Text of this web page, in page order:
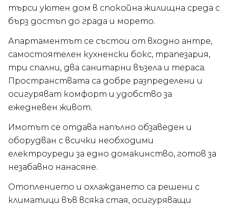
търси уютен дом в спокойна жилищна среда с
бърз достъп до града и морето.
Апартаментът се състои от входно антре,
самостоятелен кухненски бокс, трапезария,
три спални, два санитарни възела и тераса.
Пространствата са добре разпределени и
осигуряват комфорт и удобство за
ежедневен живот.
Имотът се отдава напълно обзаведен и
оборудван с всички необходими
електроуреди за едно домакинство, готов за
незабавно нанасяне.
Отоплението и охлаждането са решени с
климатици във всяка стая, осигуряващи